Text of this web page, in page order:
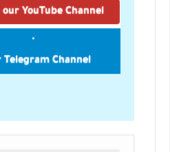
YouTube Channel
Telegram Channel